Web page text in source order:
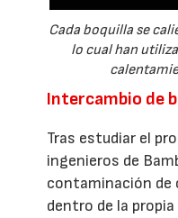
Cada boquilla se
lo cual han
Intercambio de
Tras estudiar el
ingenieros de
contaminación de
dentro de la